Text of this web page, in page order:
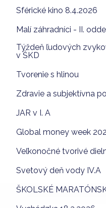
Sférické kino 8.4.2026
Malí záhradníci - II.
Týždeň ľudových
v ŠKD
Tvorenie s hlinou
Zdravie a subjektívna
JAR v I. A
Global money week
Veľkonočné tvorivé
Svetový deň vody IV.A
ŠKOLSKÉ